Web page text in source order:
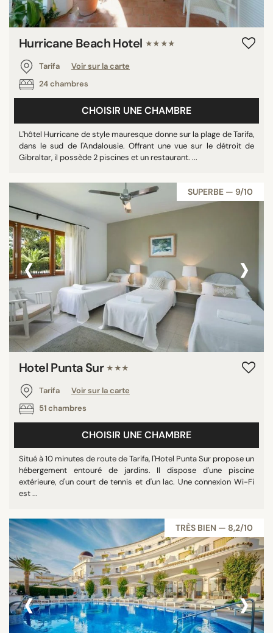
Hurricane Beach Hotel ★★★★
Tarifa
Voir sur la carte
24 chambres
CHOISIR UNE CHAMBRE
L'hôtel Hurricane de style mauresque donne sur la plage de Tarifa,
dans le sud de l'Andalousie. Offrant une vue sur le détroit de
Gibraltar, il possède 2 piscines et un restaurant. ...
SUPERBE — 9/10
‹ ›
Hotel Punta Sur ★★★
Tarifa
Voir sur la carte
51 chambres
CHOISIR UNE CHAMBRE
Situé à 10 minutes de route de Tarifa, l'Hotel Punta Sur propose un
hébergement entouré de jardins. Il dispose d'une piscine
extérieure, d'un court de tennis et d'un lac. Une connexion Wi-Fi
est ...
TRÈS BIEN — 8,2/10
‹ ›